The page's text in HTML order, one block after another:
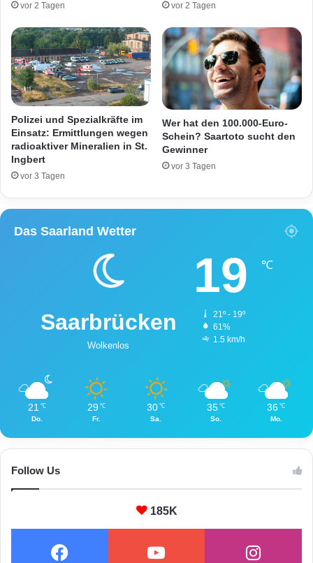
s
t
r
a
ß
e
t
–
W
a
r
D
A
S
d
e
r
n
vor 2 Tagen vor 2 Tagen
Polizei und Spezialkräfte im
Einsatz: Ermittlungen wegen
radioaktiver Mineralien in St.
Ingbert
vor 3 Tagen
Wer hat den 100.000-Euro-
Schein? Saartoto sucht den
Gewinner
vor 3 Tagen
Das Saarland Wetter
Saarbrücken
Wolkenlos
19 ℃
21º - 19º
61%
1.5 km/h
21 ℃
Do.
29 ℃
Fr.
30 ℃
Sa.
35 ℃
So.
36 ℃
Mo.
Follow Us
185K